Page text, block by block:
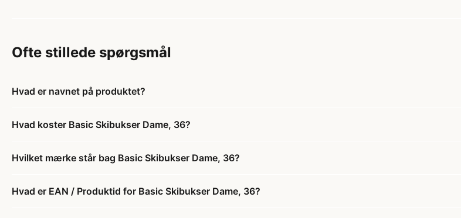
Ofte stillede spørgsmål
Hvad er navnet på produktet?
Hvad koster Basic Skibukser Dame, 36?
Hvilket mærke står bag Basic Skibukser Dame, 36?
Hvad er EAN / Produktid for Basic Skibukser Dame, 36?